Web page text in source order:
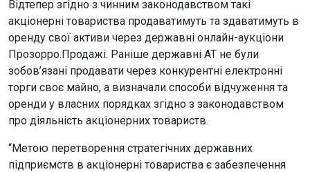
Відтепер згідно з чинним законодавством такі
акціонерні товариства продаватимуть та здаватимуть в
оренду свої активи через державні онлайн-аукціони
Прозорро.Продажі. Раніше державні АТ не були
зобов’язані продавати через конкурентні електронні
торги своє майно, а визначали способи відчуження та
оренди у власних порядках згідно з законодавством
про діяльність акціонерних товариств.
“Метою перетворення стратегічних державних
підприємств в акціонерні товариства є забезпечення